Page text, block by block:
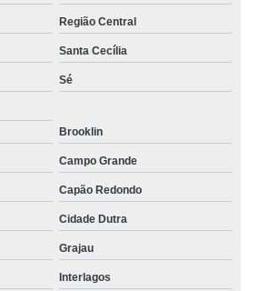
Região Central
Santa Cecília
Sé
Brooklin
Campo Grande
Capão Redondo
Cidade Dutra
Grajau
Interlagos